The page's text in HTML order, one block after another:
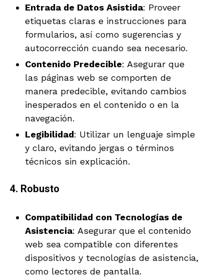
Entrada de Datos Asistida: Proveer
etiquetas claras e instrucciones para
formularios, así como sugerencias y
autocorrección cuando sea necesario.
Contenido Predecible: Asegurar que
las páginas web se comporten de
manera predecible, evitando cambios
inesperados en el contenido o en la
navegación.
Legibilidad: Utilizar un lenguaje simple
y claro, evitando jergas o términos
técnicos sin explicación.
4. Robusto
Compatibilidad con Tecnologías de
Asistencia: Asegurar que el contenido
web sea compatible con diferentes
dispositivos y tecnologías de asistencia,
como lectores de pantalla.